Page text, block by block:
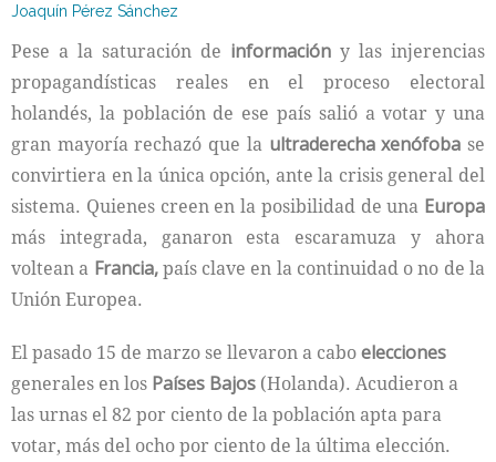
Joaquín Pérez Sánchez
Pese a la saturación de información y las injerencias
propagandísticas reales en el proceso electoral
holandés, la población de ese país salió a votar y una
gran mayoría rechazó que la ultraderecha xenófoba se
convirtiera en la única opción, ante la crisis general del
sistema. Quienes creen en la posibilidad de una Europa
más integrada, ganaron esta escaramuza y ahora
voltean a Francia,país clave en la continuidad o no de la
Unión Europea.
El pasado 15 de marzo se llevaron a caboelecciones
generales en los Países Bajos (Holanda). Acudieron a
las urnas el 82 por ciento de la población apta para
votar, más del ocho por ciento de la última elección.